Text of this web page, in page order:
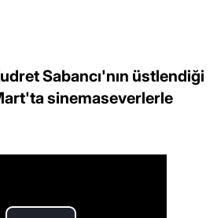
Sabancı'nın üstlendiği
sinemaseverlerle